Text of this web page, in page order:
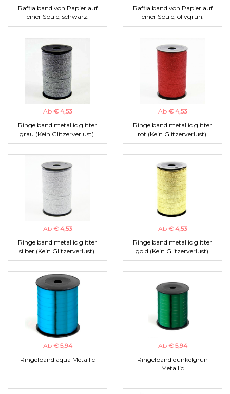
Raffia band von Papier auf
einer Spule, schwarz.
Raffia band von Papier auf
einer Spule, olivgrün.
Ab € 4,53
Ringelband metallic glitter
grau (Kein Glitzerverlust).
Ab € 4,53
Ringelband metallic glitter
rot (Kein Glitzerverlust).
Ab € 4,53
Ringelband metallic glitter
silber (Kein Glitzerverlust).
Ab € 4,53
Ringelband metallic glitter
gold (Kein Glitzerverlust).
Ab € 5,94
Ringelband aqua Metallic
Ab € 5,94
Ringelband dunkelgrün
Metallic